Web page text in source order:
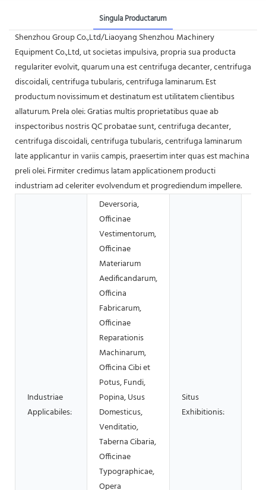
Singula Productarum
Shenzhou Group Co.,Ltd/Liaoyang Shenzhou Machinery
Equipment Co.,Ltd, ut societas impulsiva, propria sua producta
regulariter evolvit, quarum una est centrifuga decanter, centrifuga
discoidali, centrifuga tubularis, centrifuga laminarum. Est
productum novissimum et destinatum est utilitatem clientibus
allaturum. Prela olei: Gratias multis proprietatibus quae ab
inspectoribus nostris QC probatae sunt, centrifuga decanter,
centrifuga discoidali, centrifuga tubularis, centrifuga laminarum
late applicantur in variis campis, praesertim inter quas est machina
preli olei. Firmiter credimus latam applicationem producti
industriam ad celeriter evolvendum et progrediendum impellere.
Industriae
Applicabiles:
Deversoria,
Officinae
Vestimentorum,
Officinae
Materiarum
Aedificandarum,
Officina
Fabricarum,
Officinae
Reparationis
Machinarum,
Officina Cibi et
Potus, Fundi,
Popina, Usus
Domesticus,
Venditatio,
Taberna Cibaria,
Officinae
Typographicae,
Opera
Situs
Exhibitionis: